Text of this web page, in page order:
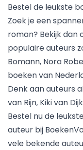
Bestel de leukste
Zoek je een
roman? Bekijk
populaire auteurs
Bomann, Nora
boeken van
Denk aan auteurs
van Rijn, Kiki van
Bestel nu de
auteur bij
vele bekende